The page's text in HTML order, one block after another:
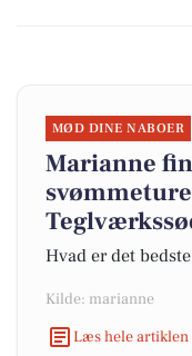
MØD DINE NABOER
Marianne
Hvad er det
Kilde: marianne
Læs hele artiklen